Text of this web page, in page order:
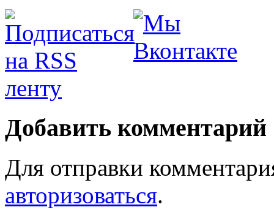
Добавить комментарий
Для отправки
авторизоваться.